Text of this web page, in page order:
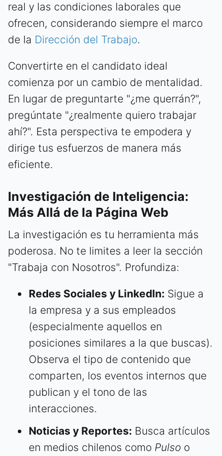
real y las condiciones laborales que
ofrecen, considerando siempre el marco
de la Dirección del Trabajo.
Convertirte en el candidato ideal
comienza por un cambio de mentalidad.
En lugar de preguntarte "¿me querrán?",
pregúntate "¿realmente quiero trabajar
ahí?". Esta perspectiva te empodera y
dirige tus esfuerzos de manera más
eficiente.
Investigación de Inteligencia:
Más Allá de la Página Web
La investigación es tu herramienta más
poderosa. No te limites a leer la sección
"Trabaja con Nosotros". Profundiza:
Redes Sociales y LinkedIn: Sigue a
la empresa y a sus empleados
(especialmente aquellos en
posiciones similares a la que buscas).
Observa el tipo de contenido que
comparten, los eventos internos que
publican y el tono de las
interacciones.
Noticias y Reportes: Busca artículos
en medios chilenos como Pulso o